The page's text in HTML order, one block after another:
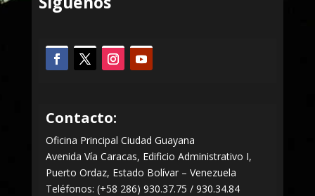
Contacto:
Oficina Principal Ciudad Guayana
Avenida Vía Caracas, Edificio Administrativo I,
Puerto Ordaz, Estado Bolívar – Venezuela
Teléfonos: (+58 286) 930.37.75 / 930.34.84